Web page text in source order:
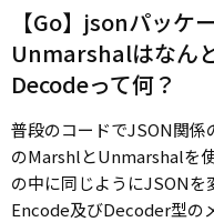
【Go】jsonパッケ
Unmarshalはなん
Decodeって何？
普段のコードでJSON関
のMarshlとUnmarshalを
の中に同じようにJSON
Encode及びDecoder型の